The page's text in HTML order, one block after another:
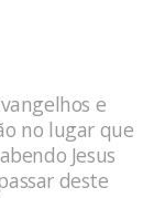
e
no lugar que
Jesus
deste